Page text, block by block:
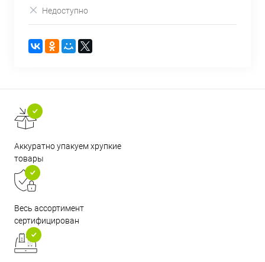
Недоступно
Аккуратно упакуем хрупкие
товары
Весь ассортимент
сертифицирован